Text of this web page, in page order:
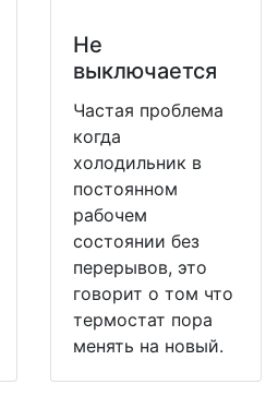
Не
выключается
Частая проблема
когда
холодильник в
постоянном
рабочем
состоянии без
перерывов, это
говорит о том что
термостат пора
менять на новый.